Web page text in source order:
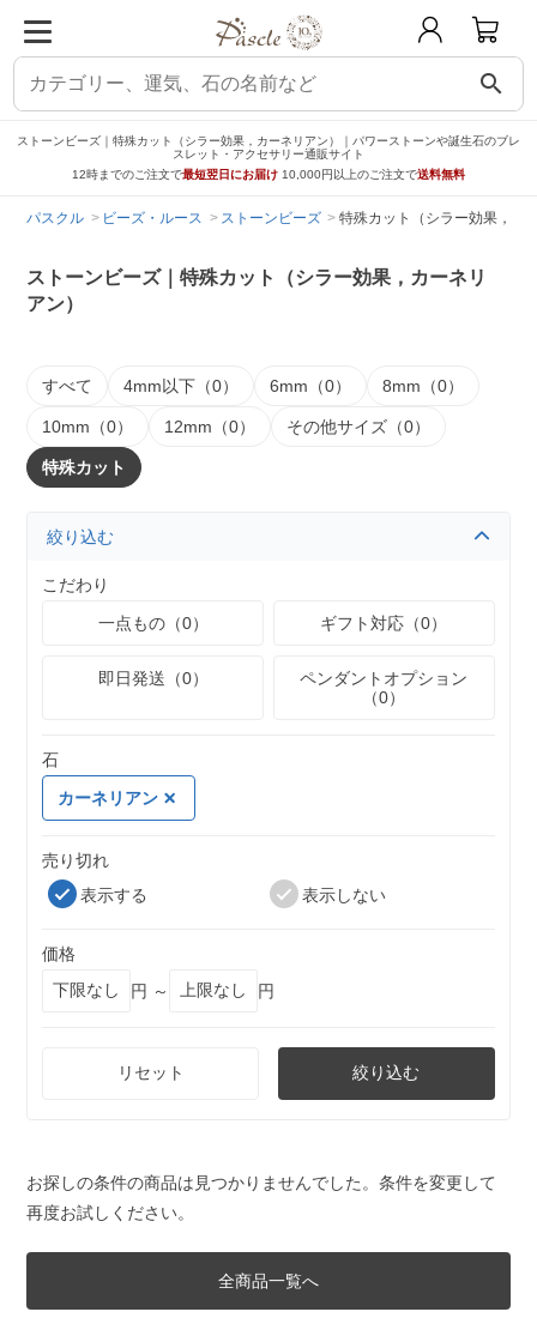
search
ストーンビーズ｜特殊カット（シラー効果，カーネリアン）｜パワーストーンや誕生石のブレ
スレット・アクセサリー通販サイト
12時までのご注文で最短翌日にお届け 10,000円以上のご注文で送料無料
パスクル ビーズ・ルース ストーンビーズ 特殊カット（シラー効果，カ
ストーンビーズ｜特殊カット（シラー効果，カーネリ
アン）
すべて 4mm以下（0） 6mm（0） 8mm（0）
10mm（0） 12mm（0） その他サイズ（0）
特殊カット
絞り込む
こだわり
一点もの（0）
ギフト対応（0）
即日発送（0）
ペンダントオプション
（0）
石
カーネリアン
売り切れ
表示する
表示しない
価格
円 ～
円
リセット 絞り込む
お探しの条件の商品は見つかりませんでした。条件を変更して
再度お試しください。
全商品一覧へ